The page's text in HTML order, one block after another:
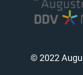
© 2022